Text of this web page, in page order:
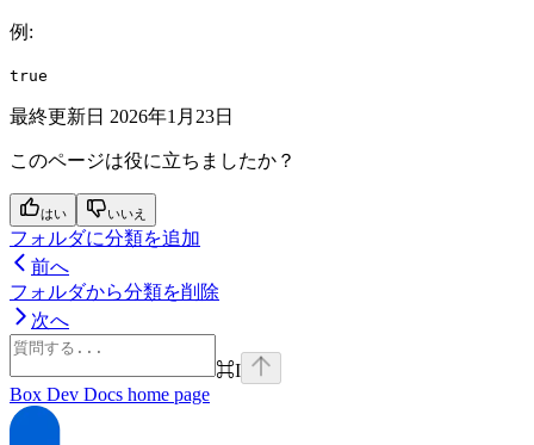
例 :
true
最終更新日 2026年1月23日
このページは役に立ちましたか？
はい いいえ
フォルダに分類を追加
前へ
フォルダから分類を削除
次へ
⌘I
Box Dev Docs home page